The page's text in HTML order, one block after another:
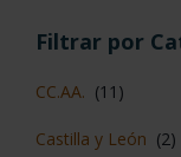
Filtrar por
CC.AA. (11)
Castilla y León (2)